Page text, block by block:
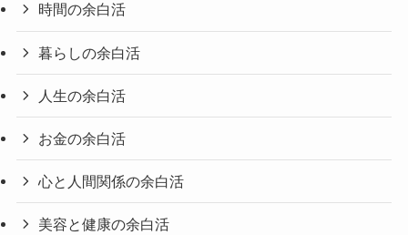
時間の余白活
暮らしの余白活
人生の余白活
お金の余白活
心と人間関係の余白活
美容と健康の余白活